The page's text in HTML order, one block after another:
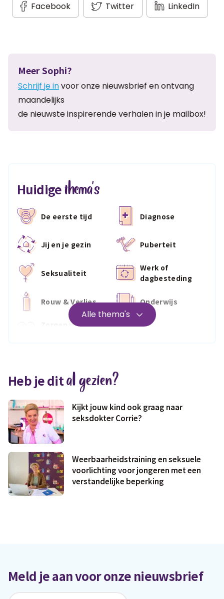
Facebook
Twitter LinkedIn
Meer Sophi?
Schrijf je invoor onze nieuwsbrief en ontvang
maandelijks
de nieuwste inspirerende verhalen in je mailbox!
Huidigethema's
De eerste tijd Diagnose
Jij en je gezin Puberteit
Seksualiteit
Werk of
dagbesteding
Rouw & Verlies Onderwijs
Zorgen voor
Wonen
Geld & wetten
Alle thema's
Heb je dital gezien?
Kijkt jouw kind ook graag naar
seksdokter Corrie?
Weerbaarheidstraining en seksuele
voorlichting voor jongeren met een
verstandelijke beperking
Meld je aan voor onze nieuwsbrief